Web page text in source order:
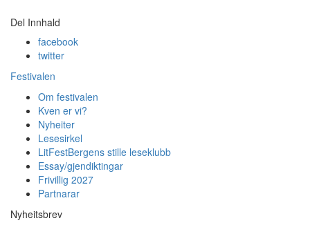
Del Innhald
facebook
twitter
Festivalen
Om festivalen
Kven er vi?
Nyheiter
Lesesirkel
LitFestBergens stille leseklubb
Essay/gjendiktingar
Frivillig 2027
Partnarar
Nyheitsbrev